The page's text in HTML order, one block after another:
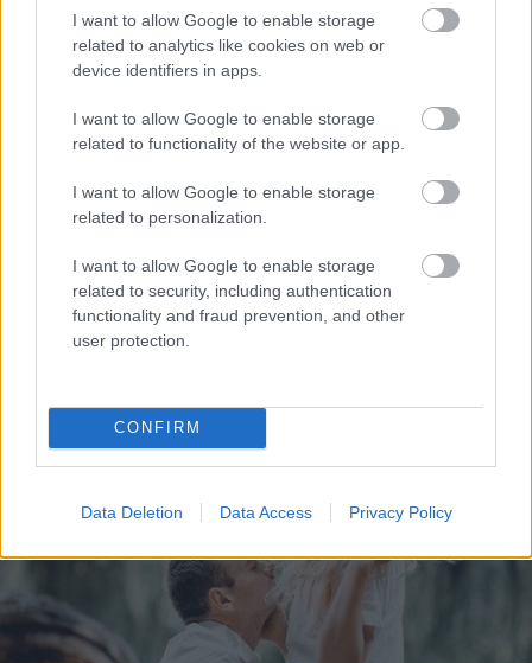
I want to allow Google to enable storage
related to analytics like cookies on web or
device identifiers in apps.
I want to allow Google to enable storage
related to functionality of the website or app.
I want to allow Google to enable storage
related to personalization.
I want to allow Google to enable storage
related to security, including authentication
functionality and fraud prevention, and other
user protection.
CONFIRM
Data Deletion Data Access Privacy Policy
Ar šo zodiaka zīmju
nestrīdēties: viņi
vienmēr atradīs veidu,
kā pamatīgi atriebties
ceturtā?” Kultūras
baudītāji ir patiesi
nikni, kur beigās